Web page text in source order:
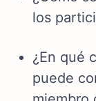
los
¿En qué
puede